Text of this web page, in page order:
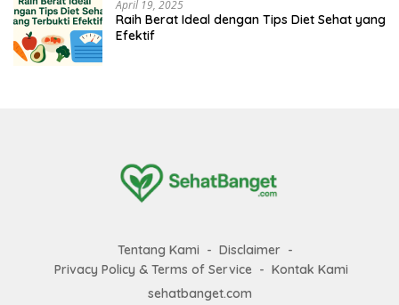
April 19, 2025
Raih Berat Ideal dengan Tips Diet Sehat yang
Efektif
Tentang Kami
Disclaimer
Privacy Policy & Terms of Service
Kontak Kami
sehatbanget.com